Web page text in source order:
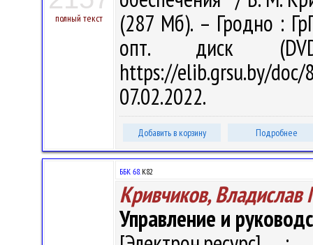
полный текст
(287 Мб). – Гродно :
опт. диск
https://elib.grsu.by/
07.02.2022.
Добавить в корзину Подробнее
ББК 68.К82
Кривчиков, Владислав
Управление и